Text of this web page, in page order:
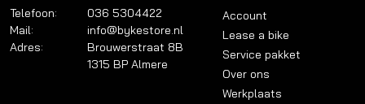
Telefoon:
036 5304422
Mail:
info@bykestore.nl
Adres:
Brouwerstraat 8B
1315 BP Almere
Account
Lease a bike
Service pakket
Over ons
Werkplaats